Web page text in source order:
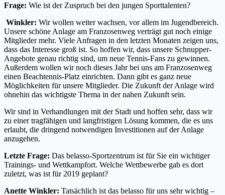
Frage: Wie ist der Zuspruch bei den jungen Sporttalenten?
Winkler: Wir wollen weiter wachsen, vor allem im Jugendbereich.
Unsere schöne Anlage am Franzosenweg verträgt gut noch einige
Mitglieder mehr. Viele Anfragen in den letzten Monaten zeigen uns,
dass das Interesse groß ist. So hoffen wir, dass unsere Schnupper-
Angebote genau richtig sind, um neue Tennis-Fans zu gewinnen.
Außerdem wollen wir noch dieses Jahr bei uns am Franzosenweg
einen Beachtennis-Platz einrichten. Dann gibt es ganz neue
Möglichkeiten für unsere Mitglieder. Die Zukunft der Anlage wird
ohnehin das wichtigste Thema in der nahen Zukunft sein.
Wir sind in Verhandlungen mit der Stadt und hoffen sehr, dass wir
zu einer tragfähigen und langfristigen Lösung kommen, die es uns
erlaubt, die dringend notwendigen Investitionen auf der Anlage
anzugehen.
Letzte Frage: Das belasso-Sportzentrum ist für Sie ein wichtiger
Trainings- und Wettkampfort. Welche Wettbewerbe gab es dort
zuletzt, was ist für 2019 geplant?
Anette Winkler: Tatsächlich ist das belasso für uns sehr wichtig –